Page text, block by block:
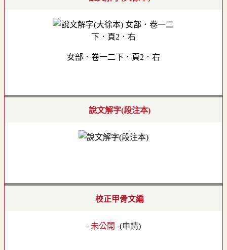
女部．卷一二下．頁2．右
說文解字(段注本)
校正甲骨文編
- 未公開 -(申請)